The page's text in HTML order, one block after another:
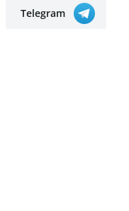
Telegram